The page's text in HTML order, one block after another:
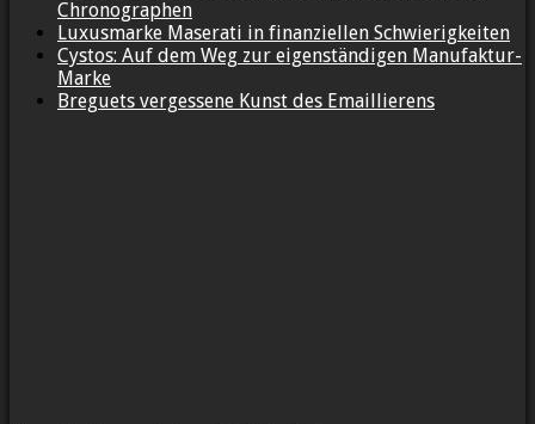
Chronographen
Luxusmarke Maserati in finanziellen Schwierigkeiten
Cystos: Auf dem Weg zur eigenständigen Manufaktur-
Marke
Breguets vergessene Kunst des Emaillierens